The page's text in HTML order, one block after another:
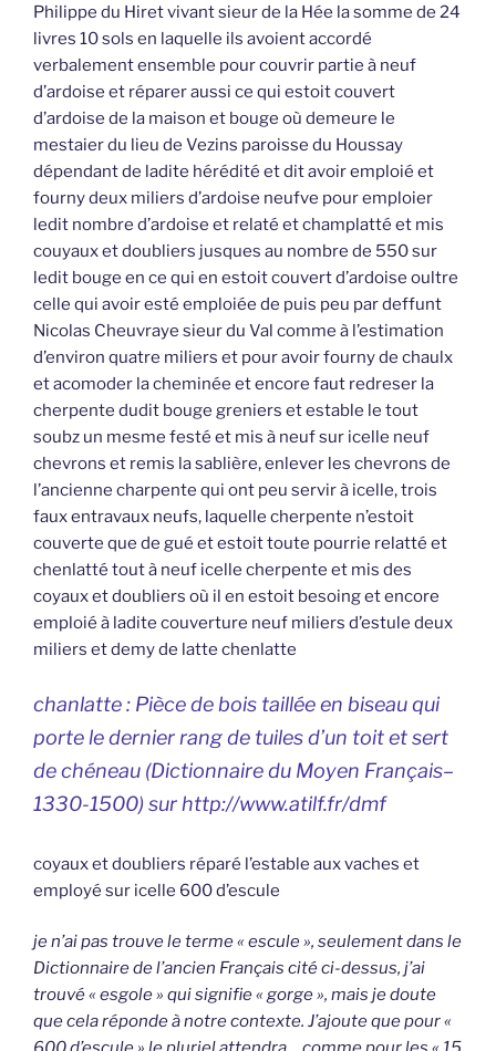
Philippe du Hiret vivant sieur de la Hée la somme de 24
livres 10 sols en laquelle ils avoient accordé
verbalement ensemble pour couvrir partie à neuf
d’ardoise et réparer aussi ce qui estoit couvert
d’ardoise de la maison et bouge où demeure le
mestaier du lieu de Vezins paroisse du Houssay
dépendant de ladite hérédité et dit avoir emploié et
fourny deux miliers d’ardoise neufve pour emploier
ledit nombre d’ardoise et relaté et champlatté et mis
couyaux et doubliers jusques au nombre de 550 sur
ledit bouge en ce qui en estoit couvert d’ardoise oultre
celle qui avoir esté emploiée de puis peu par deffunt
Nicolas Cheuvraye sieur du Val comme à l’estimation
d’environ quatre miliers et pour avoir fourny de chaulx
et acomoder la cheminée et encore faut redreser la
cherpente dudit bouge greniers et estable le tout
soubz un mesme festé et mis à neuf sur icelle neuf
chevrons et remis la sablière, enlever les chevrons de
l’ancienne charpente qui ont peu servir à icelle, trois
faux entravaux neufs, laquelle cherpente n’estoit
couverte que de gué et estoit toute pourrie relatté et
chenlatté tout à neuf icelle cherpente et mis des
coyaux et doubliers où il en estoit besoing et encore
emploié à ladite couverture neuf miliers d’estule deux
miliers et demy de latte chenlatte
chanlatte : Pièce de bois taillée en biseau qui
porte le dernier rang de tuiles d’un toit et sert
de chéneau (Dictionnaire du Moyen Français–
1330-1500) sur http://www.atilf.fr/dmf
coyaux et doubliers réparé l’estable aux vaches et
employé sur icelle 600 d’escule
je n’ai pas trouve le terme « escule », seulement dans le
Dictionnaire de l’ancien Français cité ci-dessus, j’ai
trouvé « esgole » qui signifie « gorge », mais je doute
que cela réponde à notre contexte. J’ajoute que pour «